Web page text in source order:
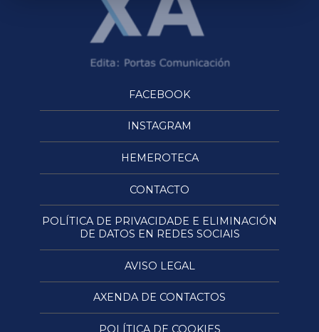
FACEBOOK
INSTAGRAM
HEMEROTECA
CONTACTO
POLÍTICA DE PRIVACIDADE E ELIMINACIÓN
DE DATOS EN REDES SOCIAIS
AVISO LEGAL
AXENDA DE CONTACTOS
POLÍTICA DE COOKIES